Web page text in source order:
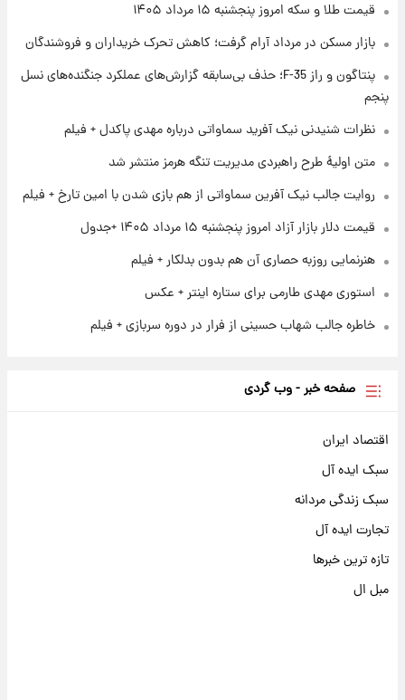
ارزش سهام عدالت برای امروز چهارشنبه ۱۴ مرداد
آغاز طرح جدید فروش مشارکت در تولید سایپا؛
سود مشارکت چند درصد است؟
قیمت طلا و سکه امروز پنجشنبه ۱۵ مرداد ۱۴۰۵
بازار مسکن در مرداد آرام گرفت؛ کاهش تحرک خریداران و فروشندگان
پنتاگون و راز F-35؛ حذف بی‌سابقه گزارش‌های عملکرد جنگنده‌های نسل
پنجم
نظرات شنیدنی نیک آفرید سماواتی درباره مهدی پاکدل + فیلم
متن اولیۀ طرح راهبردی مدیریت تنگه هرمز منتشر شد
روایت جالب نیک آفرین سماواتی از هم بازی شدن با امین تارخ + فیلم
قیمت دلار بازار آزاد امروز پنجشنبه ۱۵ مرداد ۱۴۰۵ +جدول
هنرنمایی روزبه حصاری آن هم بدون بدلکار + فیلم
استوری مهدی طارمی برای ستاره اینتر + عکس
خاطره جالب شهاب حسینی از فرار در دوره سربازی + فیلم
صفحه خبر - وب گردی
اقتصاد ایران
سبک ایده آل
سبک زندگی مردانه
تجارت ایده آل
تازه ترین خبرها
مبل ال